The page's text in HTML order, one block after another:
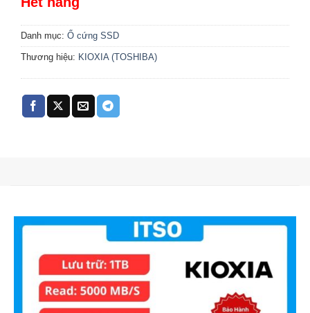
Danh mục: Ổ cứng SSD
Thương hiệu: KIOXIA (TOSHIBA)